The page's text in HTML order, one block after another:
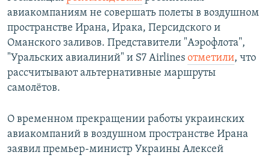
авиакомпаниям не совершать полеты в воздушном
пространстве Ирана, Ирака, Персидского и
Оманского заливов. Представители "Аэрофлота",
"Уральских авиалиний" и S7 Airlines отметили, что
рассчитывают альтернативные маршруты
самолётов.
О временном прекращении работы украинских
авиакомпаний в воздушном пространстве Ирана
заявил премьер-министр Украины Алексей